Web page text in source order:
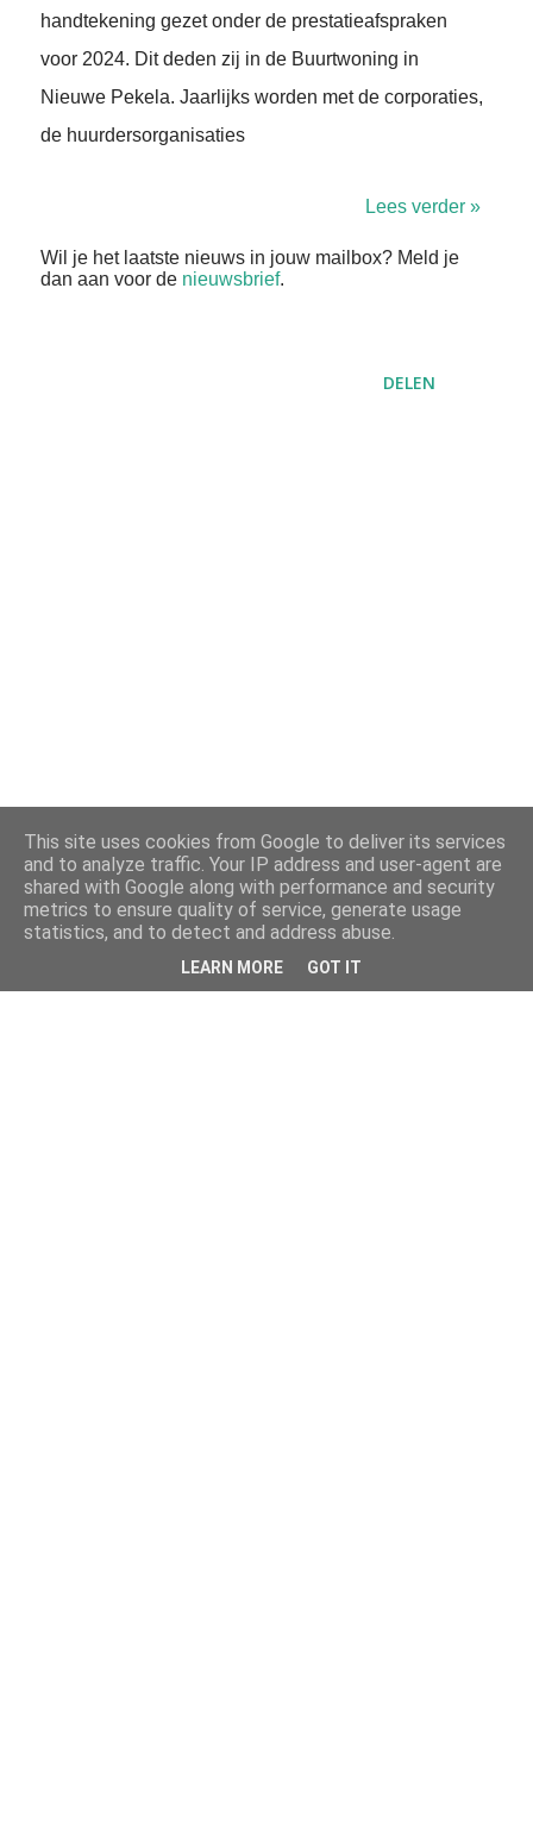
handtekening gezet onder de prestatieafspraken
voor 2024. Dit deden zij in de Buurtwoning in
Nieuwe Pekela. Jaarlijks worden met de corporaties,
de huurdersorganisaties
Lees verder »
Wil je het laatste nieuws in jouw mailbox? Meld je
dan aan voor de nieuwsbrief.
DELEN
This site uses cookies from Google to deliver its services
and to analyze traffic. Your IP address and user-agent are
shared with Google along with performance and security
metrics to ensure quality of service, generate usage
statistics, and to detect and address abuse.
LEARN MORE GOT IT